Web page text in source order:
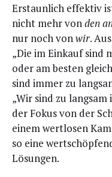
Erstaun­lich effek­tiv
nicht mehr vonden
nur noch vonwir.
„Die im Ein­kauf sind
oder am bes­ten
sind immer zu
„Wir sind zu
der Fokus von der
einem wert­lo­sen
so eine
Lösungen.